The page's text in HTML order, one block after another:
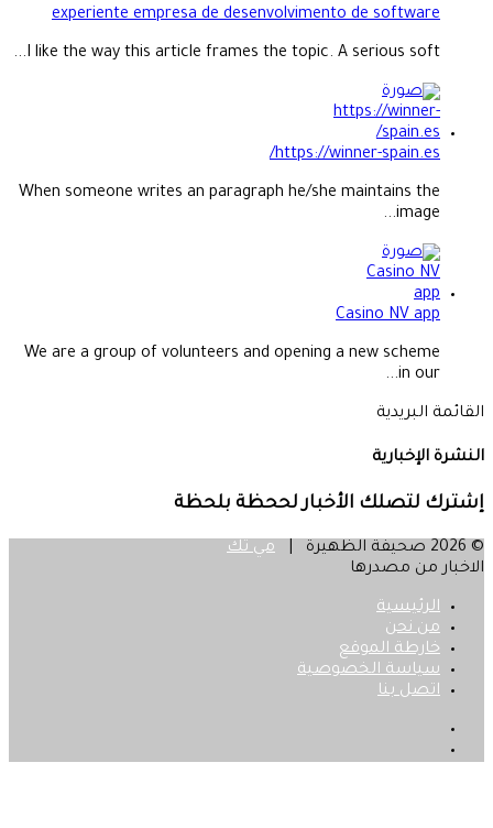
experiente empresa de desenvolvimento de software
I like the way this article frames the topic. A serious soft...
https://winner-spain.es/
When someone writes an paragraph he/she maintains the
image...
Casino NV app
We are a group of volunteers and opening a new scheme
in our...
القائمة البريدية
النشرة الإخبارية
إشترك لتصلك الأخبار لححظة بلحظة
© 2026 صحيفة الظهيرة |
مي تك
الاخبار من مصدرها
الرئيسية
من نحن
خارطة الموقع
سياسة الخصوصية
اتصل بنا